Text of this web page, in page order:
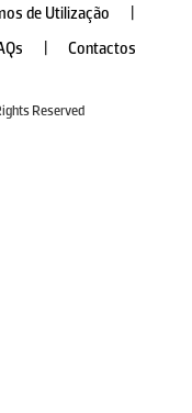
de Utilização
Contactos
Reserved